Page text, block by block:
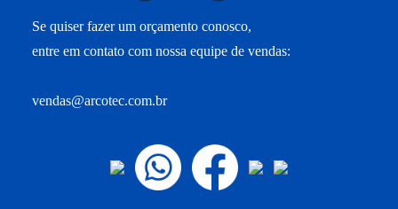
Se quiser fazer um orçamento conosco,
entre em contato com nossa equipe de vendas:
vendas@arcotec.com.br